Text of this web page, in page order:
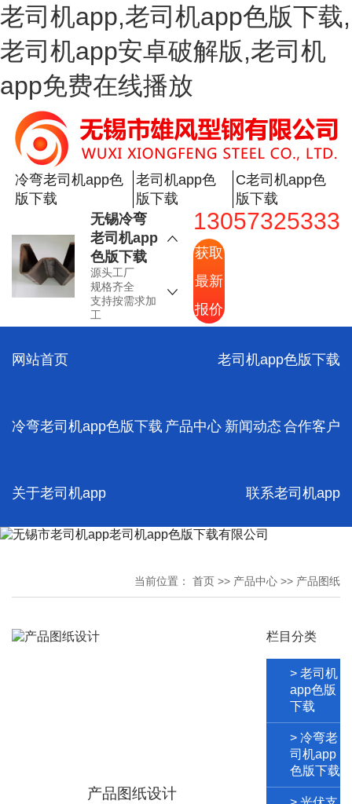
老司机app,老司机app色版下载,
老司机app安卓破解版,老司机
app免费在线播放
冷弯老司机app色
版下载
老司机app色
版下载
C老司机app色
版下载
机app色版
下载
源头工厂
规格齐全
支持按需求加
无锡冷弯
老司机app
色版下载
源头工厂
规格齐全
支持按需求加
工
工
源头工厂
支持按需求加
工
机app色版
下载厂
支持按需求加
无锡冷弯
13057325333
获取
最新
报价
网站首页 老司机app色版下载
冷弯老司机app色版下载 产品中心 新闻动态 合作客户
关于老司机app 联系老司机app
当前位置： 首页 >> 产品中心 >> 产品图纸
产品图纸设计
栏目分类
> 老司机
app色版
下载
> 冷弯老
司机app
色版下载